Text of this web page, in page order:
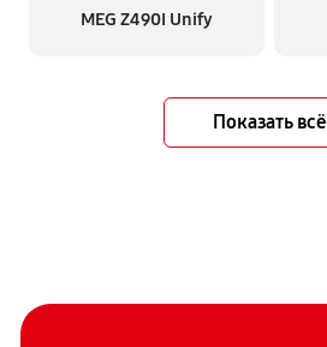
MEG Z490I Unify
Показать всё